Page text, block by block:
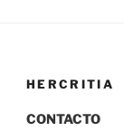
HERCRITIA
CONTACTO